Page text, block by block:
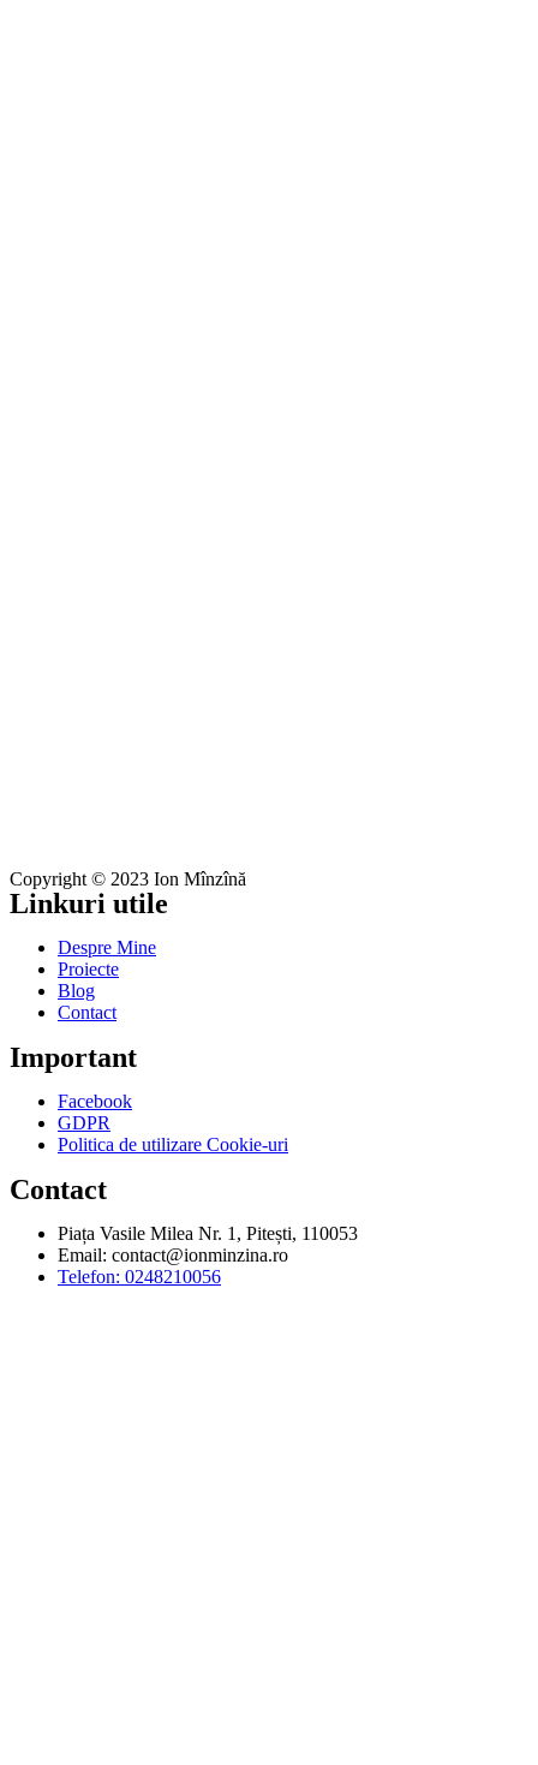
Copyright © 2023 Ion Mînzînă
Linkuri utile
Despre Mine
Proiecte
Blog
Contact
Important
Facebook
GDPR
Politica de utilizare Cookie-uri
Contact
Piața Vasile Milea Nr. 1, Pitești, 110053
Email: contact@ionminzina.ro
Telefon: 0248210056